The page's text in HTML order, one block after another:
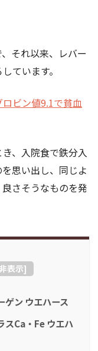
それ以来、レバー
ています。
ビン値9.1で貧血
、入院食で鉄分入
思い出し、同じよ
さそうなものを発
表示]
ゲン ウエハース
スCa・Fe ウエハ